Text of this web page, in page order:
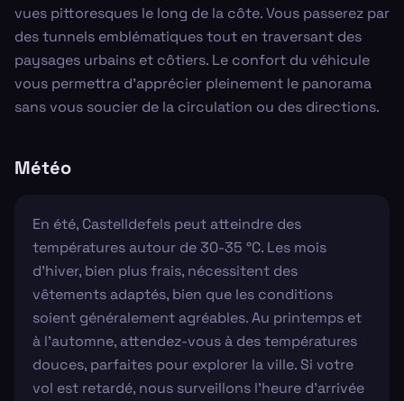
vues pittoresques le long de la côte. Vous passerez par
des tunnels emblématiques tout en traversant des
paysages urbains et côtiers. Le confort du véhicule
vous permettra d'apprécier pleinement le panorama
sans vous soucier de la circulation ou des directions.
Météo
En été, Castelldefels peut atteindre des
températures autour de 30-35 °C. Les mois
d'hiver, bien plus frais, nécessitent des
vêtements adaptés, bien que les conditions
soient généralement agréables. Au printemps et
à l'automne, attendez-vous à des températures
douces, parfaites pour explorer la ville. Si votre
vol est retardé, nous surveillons l'heure d'arrivée